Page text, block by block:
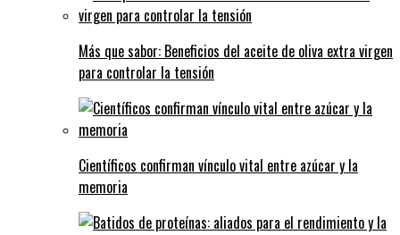
Más que sabor: Beneficios del aceite de oliva extra virgen
para controlar la tensión
Científicos confirman vínculo vital entre azúcar y la
memoria